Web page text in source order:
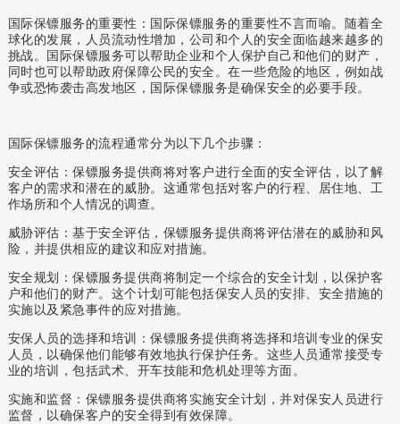
国际保镖服务的重要性 ： 国际保镖服务的重要性不言而喻。随着全
球化的发展，人员流动性增加，公司和个人的安全面临越来越多的
挑战。国际保镖服务可以帮助企业和个人保护自己和他们的财产，
同时也可以帮助政府保障公民的安全。在一些危险的地区，例如战
争或恐怖袭击高发地区，国际保镖服务是确保安全的必要手段。
国际保镖服务的流程通常分为以下几个步骤：
安全评估：保镖服务提供商将对客户进行全面的安全评估，以了解
客户的需求和潜在的威胁。这通常包括对客户的行程、居住地、工
作场所和个人情况的调查。
威胁评估：基于安全评估，保镖服务提供商将评估潜在的威胁和风
险，并提供相应的建议和应对措施。
安全规划：保镖服务提供商将制定一个综合的安全计划，以保护客
户和他们的财产。这个计划可能包括保安人员的安排、安全措施的
实施以及紧急事件的应对措施。
安保 人员的选择和培训：保镖服务提供商将选择和培训专业的保安
人员，以确保他们能够有效地执行保护任务。这些人员通常接受专
业的培训，包括武术、开车技能和危机处理等方面。
实施和监督：保镖服务提供商将实施安全计划，并对保安人员进行
监督，以确保客户的安全得到有效保障。